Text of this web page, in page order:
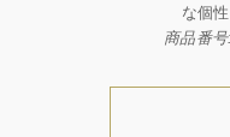
な個
商品番